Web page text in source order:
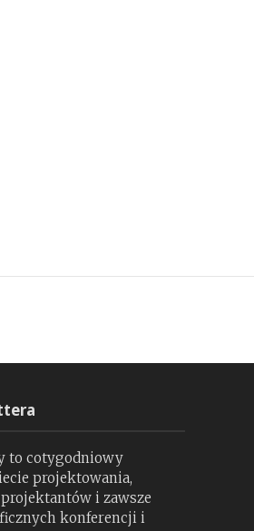
to cotygodniowy
projektowania,
i zawsze
konferencji i